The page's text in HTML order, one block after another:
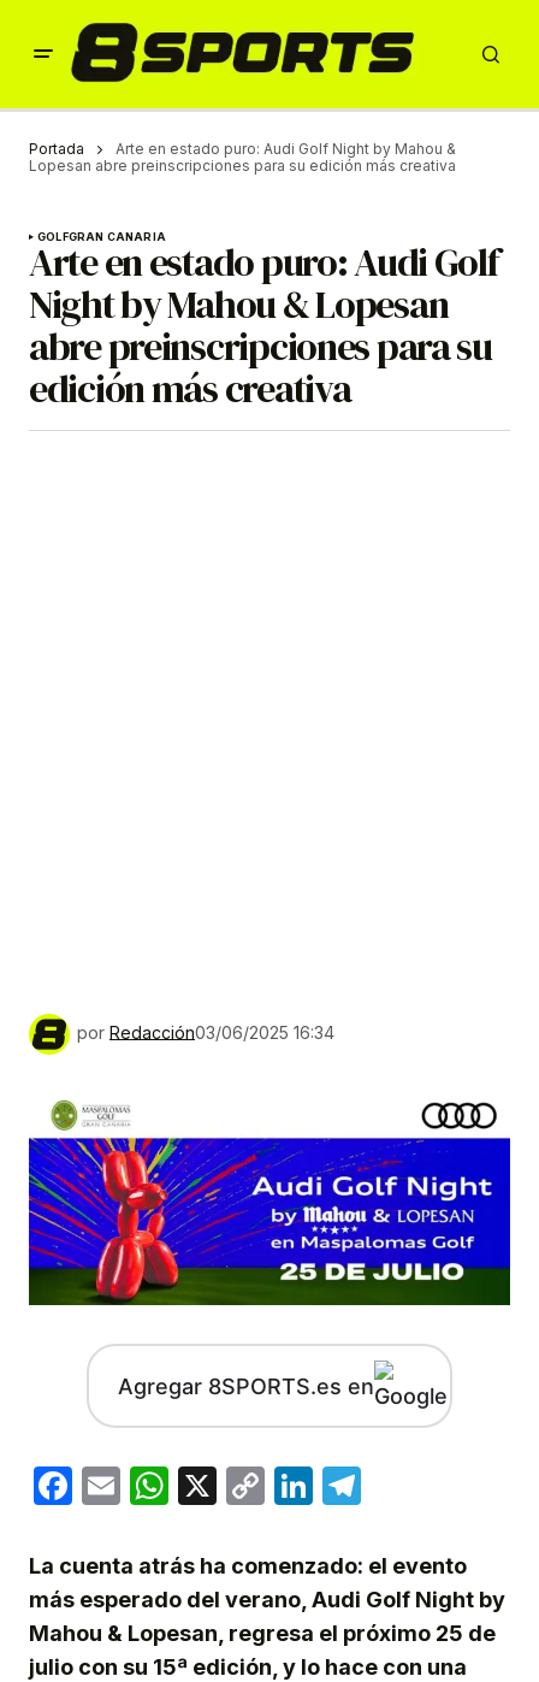
Portada
Arte en estado puro: Audi Golf Night by Mahou &
Lopesan abre preinscripciones para su edición más creativa
GOLFGRAN CANARIA
Arte en estado puro: Audi Golf
Night by Mahou & Lopesan
abre preinscripciones para su
edición más creativa
por Redacción03/06/2025 16:34
Agregar 8SPORTS.es en
Facebook
EmailWhatsApp
X
CopyLinkedIn
La cuenta atrás ha comenzado: el evento
más esperado del verano, Audi Golf Night by
Mahou & Lopesan, regresa el próximo 25 de
julio con su 15ª edición, y lo hace con una